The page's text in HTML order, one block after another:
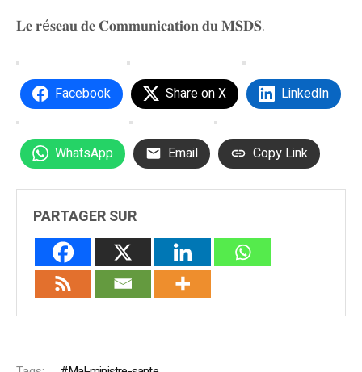
𝐋𝐞 𝐫é𝐬𝐞𝐚𝐮 𝐝𝐞 𝐂𝐨𝐦𝐦𝐮𝐧𝐢𝐜𝐚𝐭𝐢𝐨𝐧 𝐝𝐮 𝐌𝐒𝐃𝐒.
Facebook Share on X LinkedIn
WhatsApp Email Copy Link
PARTAGER SUR